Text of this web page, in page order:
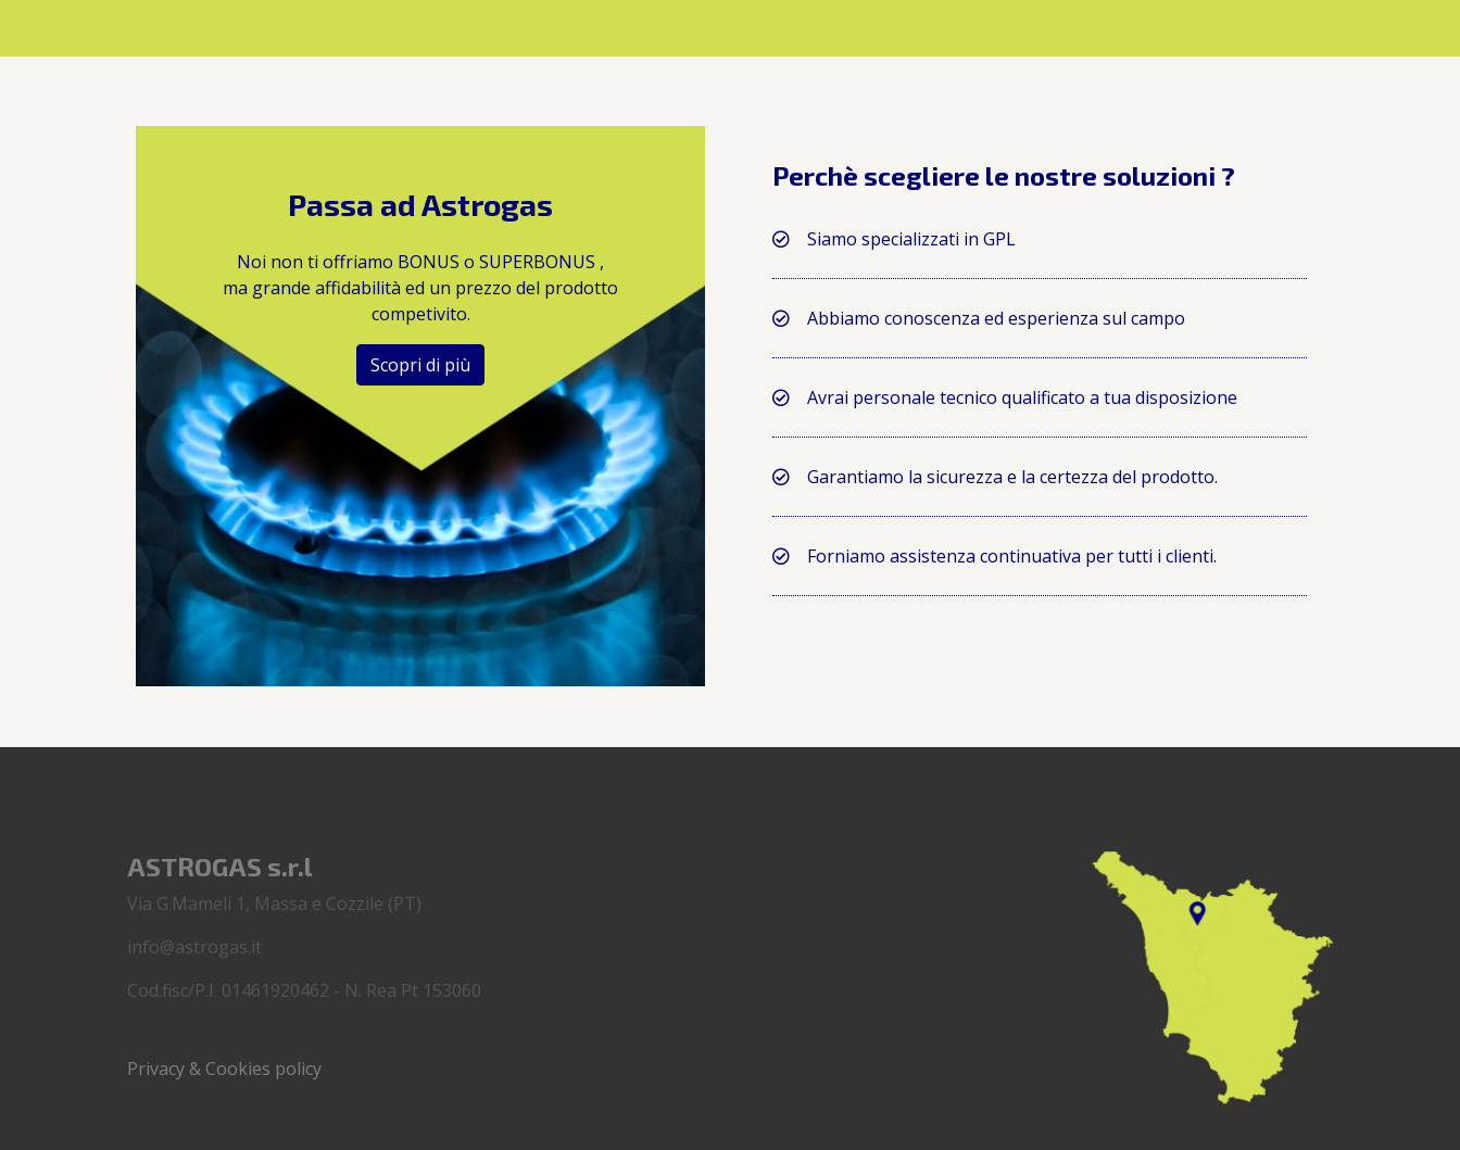
Passa ad Astrogas
Noi non ti offriamo BONUS o SUPERBONUS ,
ma grande affidabilità ed un prezzo del prodotto
competivito.
Scopri di più
Perchè scegliere le nostre soluzioni ?
Siamo specializzati in GPL
Abbiamo conoscenza ed esperienza sul campo
Avrai personale tecnico qualificato a tua disposizione
Garantiamo la sicurezza e la certezza del prodotto.
Forniamo assistenza continuativa per tutti i clienti.
ASTROGAS s.r.l
Via G.Mameli 1, Massa e Cozzile (PT)
info@astrogas.it
Cod.fisc/P.I. 01461920462 - N. Rea Pt 153060
Privacy & Cookies policy